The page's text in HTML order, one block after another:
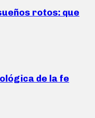
rotos: que
de la fe